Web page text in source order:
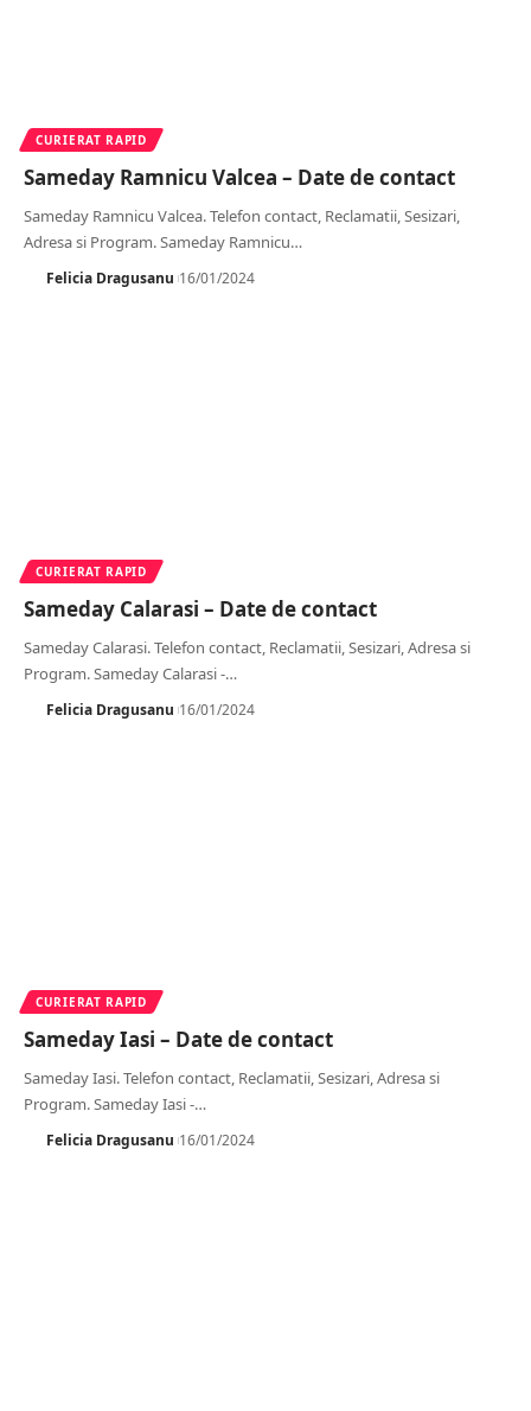
CURIERAT RAPID
Sameday Ramnicu Valcea – Date de contact
Sameday Ramnicu Valcea. Telefon contact, Reclamatii, Sesizari,
Adresa si Program. Sameday Ramnicu…
Felicia Dragusanu 16/01/2024
CURIERAT RAPID
Sameday Calarasi – Date de contact
Sameday Calarasi. Telefon contact, Reclamatii, Sesizari, Adresa si
Program. Sameday Calarasi -…
Felicia Dragusanu 16/01/2024
CURIERAT RAPID
Sameday Iasi – Date de contact
Sameday Iasi. Telefon contact, Reclamatii, Sesizari, Adresa si
Program. Sameday Iasi -…
Felicia Dragusanu 16/01/2024